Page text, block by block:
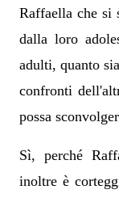
Raffaella che
dalla loro
adulti, quanto
confronti
possa
Sì, perché
inoltre è